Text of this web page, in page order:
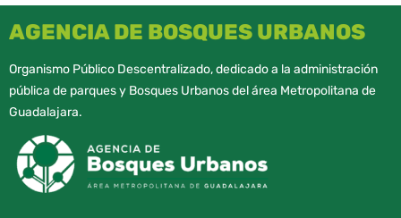
AGENCIA DE BOSQUES URBANOS
Organismo Público Descentralizado, dedicado a la administración
pública de parques y Bosques Urbanos del área Metropolitana de
Guadalajara.